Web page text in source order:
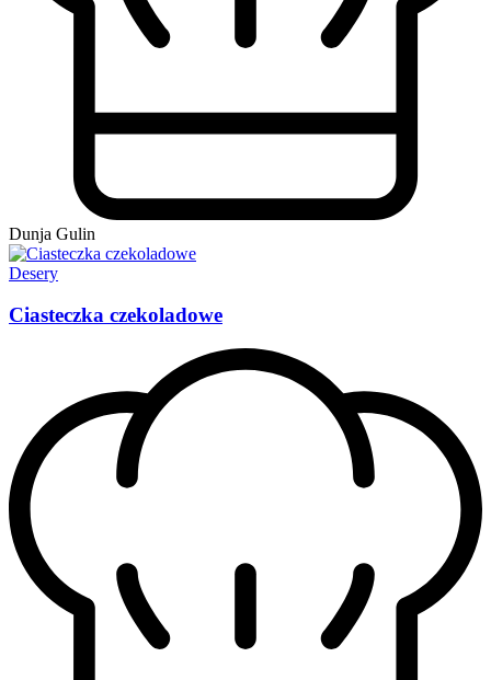
Dunja Gulin
Desery
Ciasteczka czekoladowe